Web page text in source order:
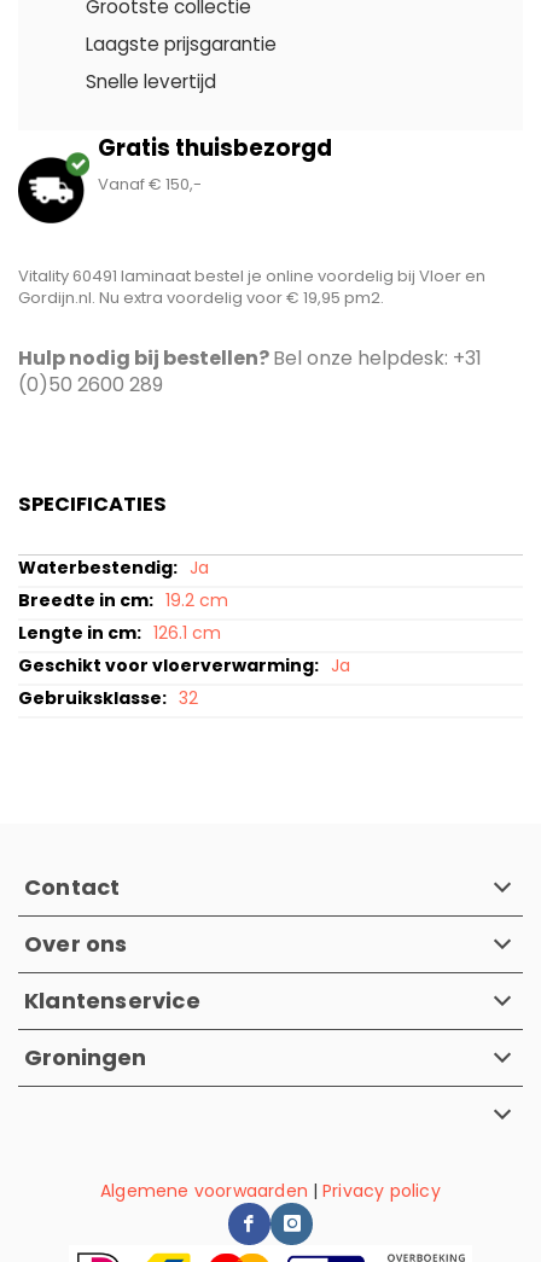
Grootste collectie
Laagste prijsgarantie
Snelle levertijd
Gratis thuisbezorgd
Vanaf € 150,-
Vitality 60491 laminaat bestel je online voordelig bij Vloer en
Gordijn.nl. Nu extra voordelig voor € 19,95 pm2.
Hulp nodig bij bestellen?Bel onze helpdesk: +31
(0)50 2600 289
SPECIFICATIES
Specificaties
Ja
19.2 cm
126.1 cm
Ja
32
Contact
Over ons
Klantenservice
Groningen
Algemene voorwaarden |Privacy policy